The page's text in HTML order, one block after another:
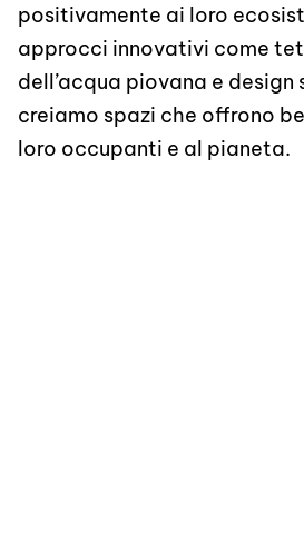
positivamente ai loro
approcci innovativi come
dell’acqua piovana e design
creiamo spazi che offrono
loro occupanti e al pianeta.